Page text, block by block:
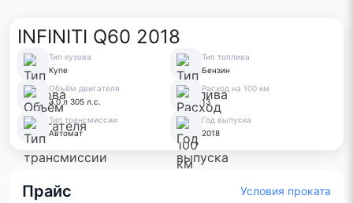
INFINITI Q60 2018
Тип кузова
Купе
Тип топлива
Бензин
Объём двигателя
3.0 л 305 л.с.
Расход на 100 км
13
Тип трансмиссии
Автомат
Год выпуска
2018
Прайс Условия проката